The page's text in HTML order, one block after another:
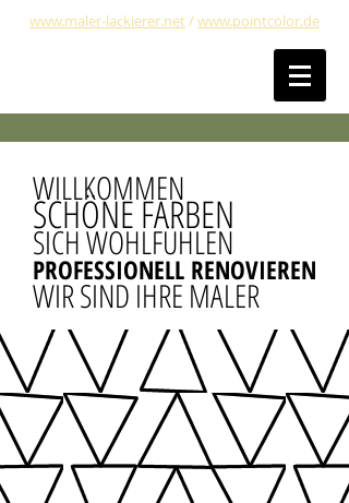
www.maler-lackierer.net/www.pointcolor.de
WILLKOMMEN
SCHÖNE FARBEN
SICH WOHLFÜHLEN
PROFESSIONELL RENOVIEREN
WIR SIND IHRE MALER